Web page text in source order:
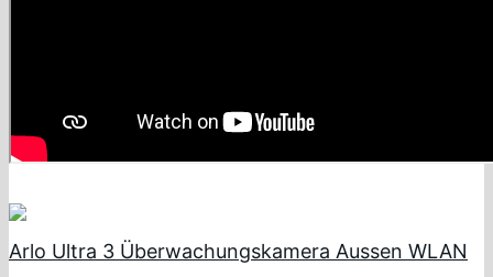
Arlo Ultra 3 Überwachungskamera Aussen WLAN